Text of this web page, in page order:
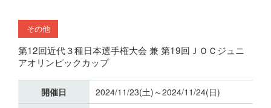
その他
第12回近代３種日本選手権大会 兼 第19回ＪＯＣジュニ
アオリンピックカップ
開催日 2024/11/23(土)～2024/11/24(日)